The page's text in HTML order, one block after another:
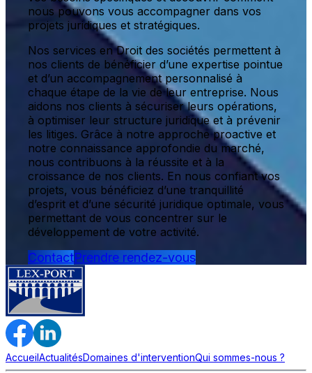
nous pouvons vous accompagner dans vos
projets juridiques et stratégiques.
Nos services en Droit des sociétés permettent à
nos clients de bénéficier d’une expertise pointue
et d’un accompagnement personnalisé à
chaque étape de la vie de leur entreprise. Nous
aidons nos clients à sécuriser leurs opérations,
à optimiser leur structure juridique et à prévenir
les litiges. Grâce à notre approche proactive et
notre connaissance approfondie du marché,
nous contribuons à la réussite et à la
croissance de nos clients. En nous confiant vos
projets, vous bénéficiez d’une tranquillité
d’esprit et d’une sécurité juridique optimale, vous
permettant de vous concentrer sur le
développement de votre activité.
ContactPrendre rendez-vous
AccueilActualitésDomaines d'interventionQui sommes-nous ?